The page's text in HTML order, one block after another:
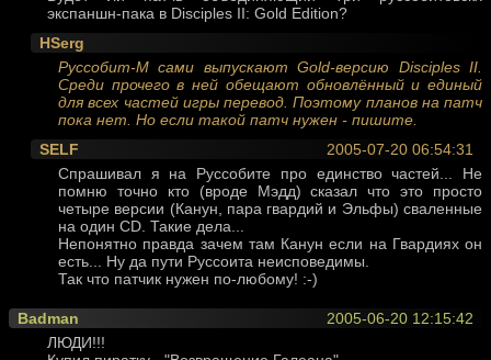
экспаншн-пака в Disciples II: Gold Edition?
HSerg
Руссобит-М сами выпускают Gold-версию Disciples II.
Среди прочего в ней обещают обновлённый и единый
для всех частей игры перевод. Поэтому планов на патч
пока нет. Но если такой патч нужен - пишите.
2005-07-20 06:54:31
SELF
Спрашивал я на Руссобите про единство частей... Не
помню точно кто (вроде Мэдд) сказал что это просто
четыре версии (Канун, пара гвардий и Эльфы) сваленные
на один CD. Такие дела...
Непонятно правда зачем там Канун если на Гвардиях он
есть... Ну да пути Руссоита неисповедимы.
Так что патчик нужен по-любому! :-)
2005-06-20 12:15:42
Badman
ЛЮДИ!!!